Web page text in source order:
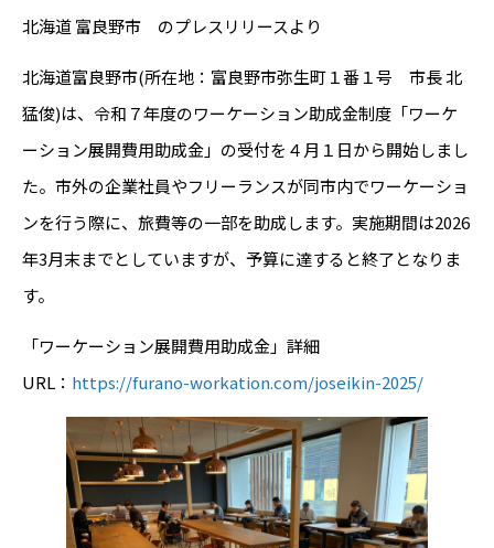
北海道 富良野市 のプレスリリースより
北海道富良野市(所在地：富良野市弥生町１番１号 市長 北
猛俊)は、令和７年度のワーケーション助成金制度「ワーケ
ーション展開費用助成金」の受付を４月１日から開始しまし
た。市外の企業社員やフリーランスが同市内でワーケーショ
ンを行う際に、旅費等の一部を助成します。実施期間は2026
年3月末までとしていますが、予算に達すると終了となりま
す。
「ワーケーション展開費用助成金」詳細
URL： https://furano-workation.com/joseikin-2025/